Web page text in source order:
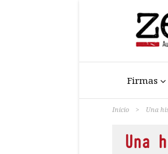
Firmas
Inicio > Una
Una